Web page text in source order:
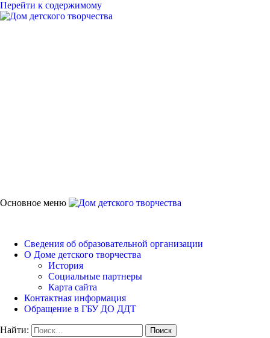
Перейти к содержимому
Основное меню
Сведения об образовательной организации
О Доме детского творчества
История
Социальные партнеры
Карта сайта
Контактная информация
Обращение в ГБУ ДО ДДТ
Найти: